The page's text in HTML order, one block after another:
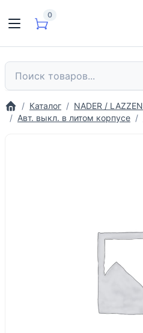
0
Каталог
NADER / LAZZEN
Авт. выкл. в литом корпусе